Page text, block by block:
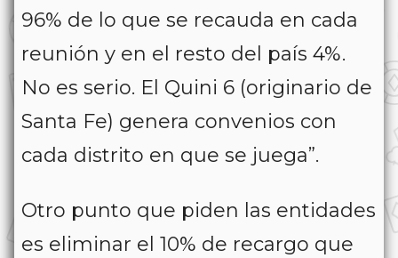
96% de lo que se recauda en cada
reunión y en el resto del país 4%.
No es serio. El Quini 6 (originario de
Santa Fe) genera convenios con
cada distrito en que se juega”.
Otro punto que piden las entidades
es eliminar el 10% de recargo que